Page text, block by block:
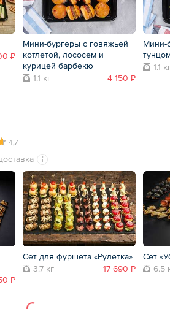
₽
Мини-бургеры с говяжьей
котлетой, лососем и
курицей барбекю
1.1 кг
4 150 ₽
Мини-
1.1
4,7
₽
Сет для фуршета «Рулетка»
3.7 кг
17 690 ₽
Сет
6.5